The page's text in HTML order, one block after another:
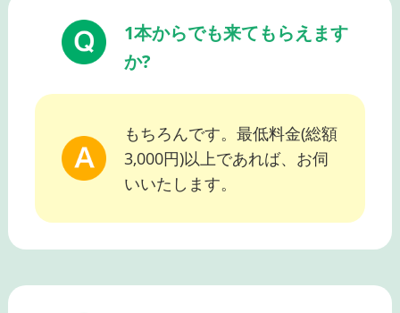
1本からでも来てもらえます
か?
もちろんです。最低料金(総額
3,000円)以上であれば、お伺
いいたします。